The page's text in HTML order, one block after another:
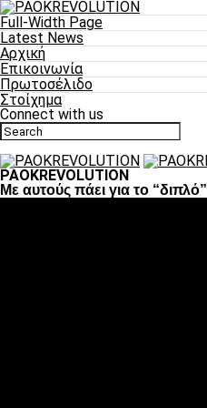
Full-Width Page
Latest News
Αρχική
Επικοινωνία
Πρωτοσέλιδο
Στοίχημα
Connect with us
PAOKREVOLUTION
Με αυτούς πάει για το “διπλό”